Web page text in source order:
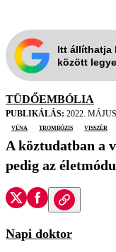
Itt állíthatja
között
TÜDŐEMBÓLIA
PUBLIKÁLÁS: 2022.
véna
trombózis visszér
A köztudatban a
pedig az
Napi doktor